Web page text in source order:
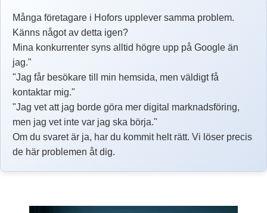
Många företagare i Hofors upplever samma problem.
Känns något av detta igen?
Mina konkurrenter syns alltid högre upp på Google än
jag."
"Jag får besökare till min hemsida, men väldigt få
kontaktar mig."
"Jag vet att jag borde göra mer digital marknadsföring,
men jag vet inte var jag ska börja."
Om du svaret är ja, har du kommit helt rätt. Vi löser precis
de här problemen åt dig.